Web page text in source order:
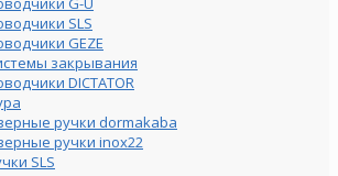
SLS
GEZE
закрывания
DICTATOR
ручки dormakaba
ручки inox22
SLS